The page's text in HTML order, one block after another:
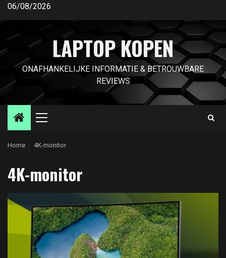
Ga
inhoud
06/08/2026
LAPTOP KOPEN
ONAFHANKELIJKE INFORMATIE & BETROUWBARE
REVIEWS
Primair
Home 4K-monitor
4K-monitor